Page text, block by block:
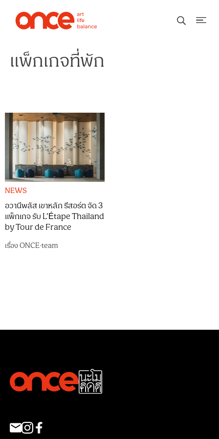
แพ็กเกจที่พัก
NEWS
อวานีพลัส เขาหลัก รีสอร์ต จัด 3
แพ็กเกจ รับ L’Étape Thailand
by Tour de France
เรื่องONCE-team